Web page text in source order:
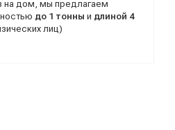
на дом, мы предлагаем
до 1 тонны и длиной 4
лиц)